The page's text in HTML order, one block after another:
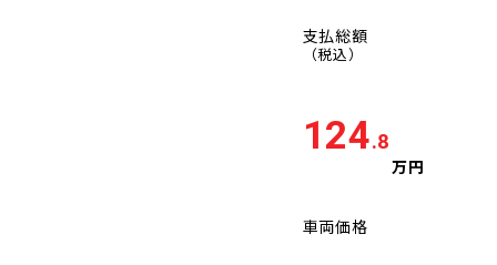
支払総額
（税込）
124.8
万円
車両価格